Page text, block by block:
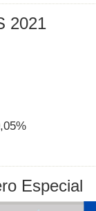
2021
Especial